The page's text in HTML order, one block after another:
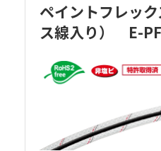
ー性
・ユーザー課題
自家用車のバンパーの
色調の有機溶剤塗料の
して、長年ウレタンホ
ペイントフレッ
ス線入り） E-